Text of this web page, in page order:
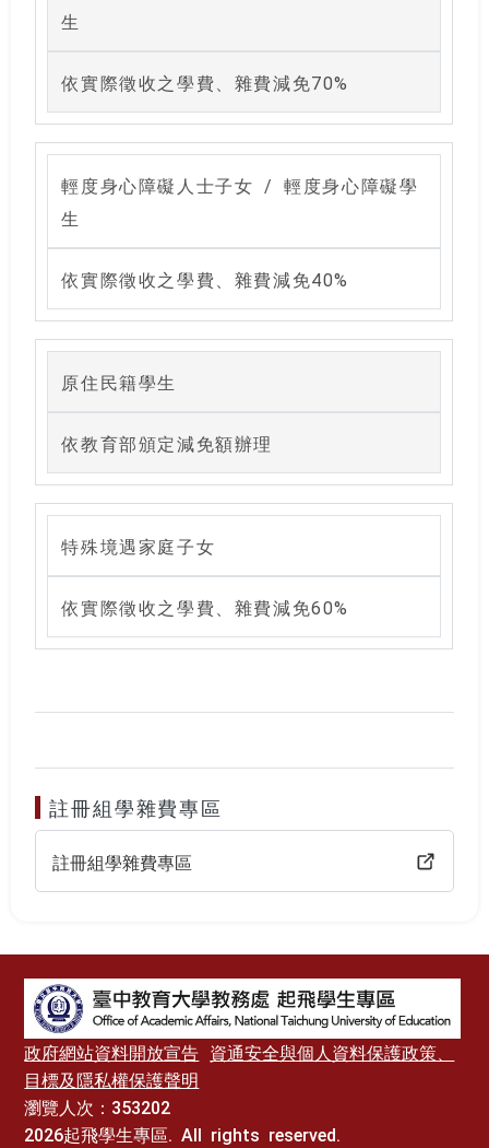
生
依實際徵收之學費、雜費減免70%
輕度身心障礙人士子女 / 輕度身心障礙學
生
依實際徵收之學費、雜費減免40%
原住民籍學生
依教育部頒定減免額辦理
特殊境遇家庭子女
依實際徵收之學費、雜費減免60%
註冊組學雜費專區
註冊組學雜費專區
政府網站資料開放宣告
資通安全與個人資料保護政策、
目標及隱私權保護聲明
瀏覽人次：353202
2026起飛學生專區. All rights reserved.